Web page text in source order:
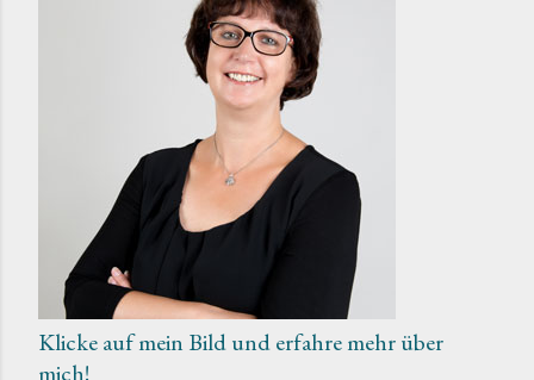
Klicke auf mein Bild und erfahre mehr über
mich!